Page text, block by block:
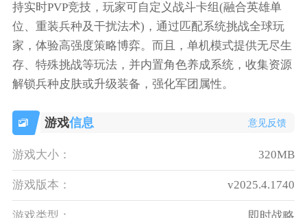
持实时PVP竞技，玩家可自定义战斗卡组(融合英雄单
位、重装兵种及干扰法术)，通过匹配系统挑战全球玩
家，体验高强度策略博弈。而且，单机模式提供无尽生
存、特殊挑战等玩法，并内置角色养成系统，收集资源
解锁兵种皮肤或升级装备，强化军团属性。
游戏信息 意见反馈
游戏大小： 320MB
游戏版本： v2025.4.1740